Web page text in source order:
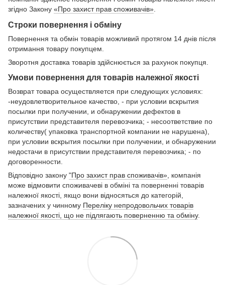
згідно Закону «Про захист прав споживачів»
Строки повернення і обміну
Повернення та обмін товарів можливий протягом 14 днів після
отримання товару покупцем.
Зворотня доставка товарів здійснюється за рахунок покупця.
Умови повернення для товарів належної якості
Возврат товара осуществляется при следующих условиях:
-неудовлетворительное качество, - при условии вскрытия
посылки при получении, и обнаружении дефектов в
присутствии представителя перевозчика; - несоответствие по
количеству( упаковка транспортной компании не нарушена),
при условии вскрытия посылки при получении, и обнаружении
недостачи в присутствии представителя перевозчика; - по
договоренности.
Відповідно закону "Про захист прав споживачів», компанія
може відмовити споживачеві в обміні та поверненні товарів
належної якості, якщо вони відносяться до категорій,
зазначених у чинному Переліку непродовольчих товарів
належної якості, що не підлягають поверненню та обміну.